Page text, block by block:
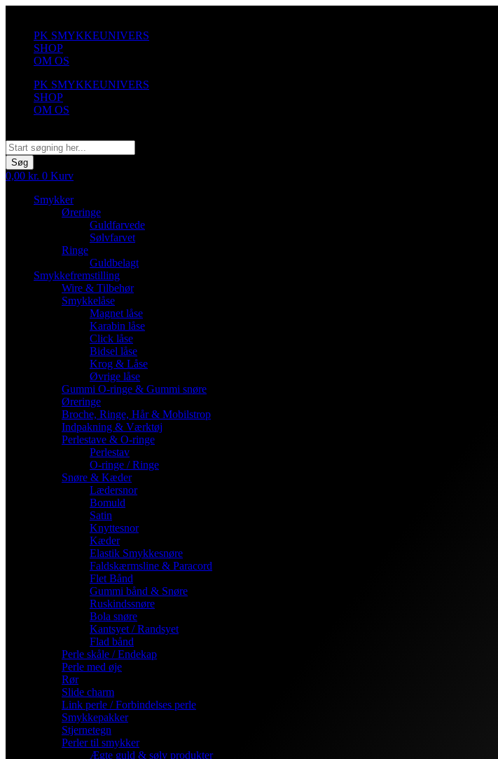
indholdPK SMYKKEUNIVERS
SHOP
OM OS
PK SMYKKEUNIVERS
SHOP
OM OS
Søg
0,00 kr. 0 Kurv
Smykker
Øreringe
Guldfarvede
Sølvfarvet
Ringe
Guldbelagt
Smykkefremstilling
Wire & Tilbehør
Smykkelåse
Magnet låse
Karabin låse
Click låse
Bidsel låse
Krog & Låse
Øvrige låse
Gummi O-ringe & Gummi snøre
Øreringe
Broche, Ringe, Hår & Mobilstrop
Indpakning & Værktøj
Perlestave & O-ringe
Perlestav
O-ringe / Ringe
Snøre & Kæder
Lædersnor
Bomuld
Satin
Knyttesnor
Kæder
Elastik Smykkesnøre
Faldskærmsline & Paracord
Flet Bånd
Gummi bånd & Snøre
Ruskindssnøre
Bola snøre
Kantsyet / Randsyet
Flad bånd
Perle skåle / Endekap
Perle med øje
Rør
Slide charm
Link perle / Forbindelses perle
Smykkepakker
Stjernetegn
Perler til smykker
Ægte guld & sølv produkter